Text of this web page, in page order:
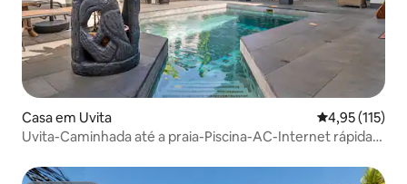
Casa em Uvita Classificação
4,95 (115)
Uvita-Caminhada até a praia-Piscina-AC-Internet rápida-